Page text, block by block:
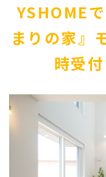
YSHOME
まりの家』
時受付